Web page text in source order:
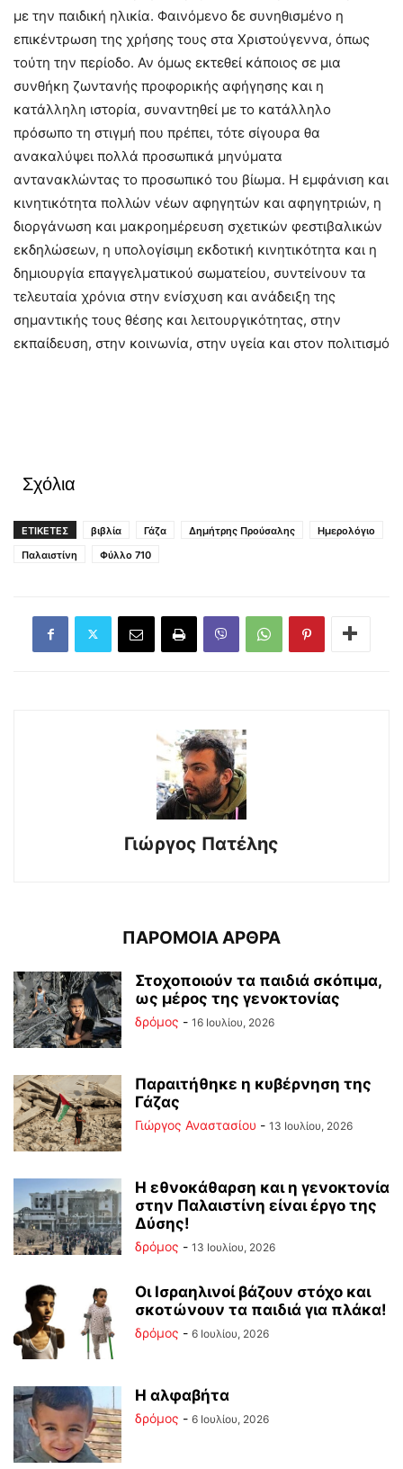
με την παιδική ηλικία. Φαινόμενο δε συνηθισμένο η
επικέντρωση της χρήσης τους στα Χριστούγεννα, όπως
τούτη την περίοδο. Αν όμως εκτεθεί κάποιος σε μια
συνθήκη ζωντανής προφορικής αφήγησης και η
κατάλληλη ιστορία, συναντηθεί με το κατάλληλο
πρόσωπο τη στιγμή που πρέπει, τότε σίγουρα θα
ανακαλύψει πολλά προσωπικά μηνύματα
αντανακλώντας το προσωπικό του βίωμα. Η εμφάνιση και
κινητικότητα πολλών νέων αφηγητών και αφηγητριών, η
διοργάνωση και μακροημέρευση σχετικών φεστιβαλικών
εκδηλώσεων, η υπολογίσιμη εκδοτική κινητικότητα και η
δημιουργία επαγγελματικού σωματείου, συντείνουν τα
τελευταία χρόνια στην ενίσχυση και ανάδειξη της
σημαντικής τους θέσης και λειτουργικότητας, στην
εκπαίδευση, στην κοινωνία, στην υγεία και στον πολιτισμό
Σχόλια
ΕΤΙΚΕΤΕΣ βιβλία Γάζα Δημήτρης Προύσαλης
Ημερολόγιο
Παλαιστίνη
Φύλλο 710
Γιώργος Πατέλης
ΠΑΡΟΜΟΙΑ ΑΡΘΡΑ
Στοχοποιούν τα παιδιά σκόπιμα,
ως μέρος της γενοκτονίας
δρόμος - 16 Ιουλίου, 2026
Παραιτήθηκε η κυβέρνηση της
Γάζας
Γιώργος Αναστασίου - 13 Ιουλίου, 2026
Η εθνοκάθαρση και η γενοκτονία
στην Παλαιστίνη είναι έργο της
Δύσης!
δρόμος - 13 Ιουλίου, 2026
Οι Ισραηλινοί βάζουν στόχο και
σκοτώνουν τα παιδιά για πλάκα!
δρόμος - 6 Ιουλίου, 2026
Η αλφαβήτα
δρόμος - 6 Ιουλίου, 2026